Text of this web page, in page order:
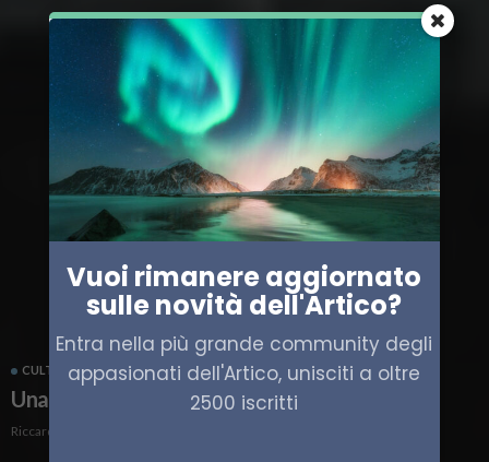
CULTURA
Una linea nel mondo di Dorthe Nors
Riccardo Parigi
Vuoi rimanere aggiornato
sulle novità dell'Artico?
Entra nella più grande community degli
appasionati dell'Artico, unisciti a oltre
2500 iscritti